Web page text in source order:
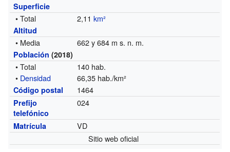
Superficie
• Total 2,11km²
Altitud
• Media 662 y 684 m s. n. m.
Población (2018)
• Total
140 hab.
• Densidad 66,35 hab./km²
Código postal 1464
Prefijo
telefónico
024
Matrícula
VD
Sitio web oficial